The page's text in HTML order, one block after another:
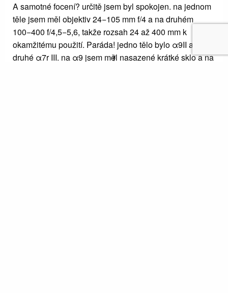
A samotné focení? určitě jsem byl spokojen. na jednom
těle jsem měl objektiv 24−105 mm f/4 a na druhém
100−400 f/4,5−5,6, takže rozsah 24 až 400 mm k
okamžitému použití. Paráda! jedno tělo bylo α9II a
druhé α7r III. na α9 jsem měl nasazené krátké sklo a na